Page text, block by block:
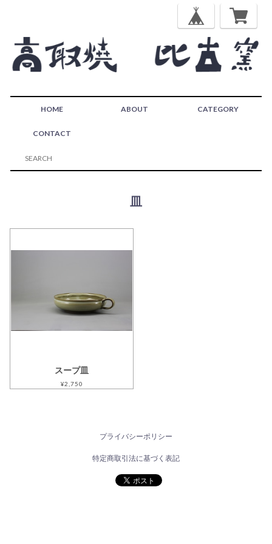
HOME ABOUT CATEGORY
CONTACT
皿
スープ皿
¥2,750
プライバシーポリシー
特定商取引法に基づく表記